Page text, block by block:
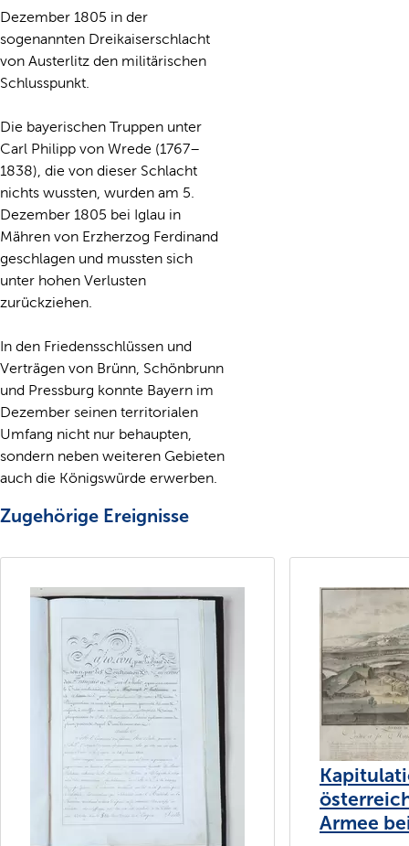
Dezember 1805 in der
sogenannten Dreikaiserschlacht
von Austerlitz den militärischen
Schlusspunkt.
Die bayerischen Truppen unter
Carl Philipp von Wrede (1767–
1838), die von dieser Schlacht
nichts wussten, wurden am 5.
Dezember 1805 bei Iglau in
Mähren von Erzherzog Ferdinand
geschlagen und mussten sich
unter hohen Verlusten
zurückziehen.
In den Friedensschlüssen und
Verträgen von Brünn, Schönbrunn
und Pressburg konnte Bayern im
Dezember seinen territorialen
Umfang nicht nur behaupten,
sondern neben weiteren Gebieten
auch die Königswürde erwerben.
Zugehörige Ereignisse
Armee